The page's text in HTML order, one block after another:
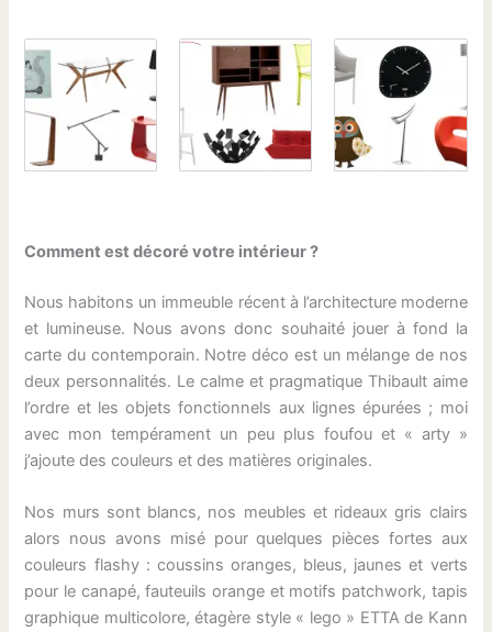
Comment est décoré votre intérieur ?
Nous habitons un immeuble récent à l’architecture moderne
et lumineuse. Nous avons donc souhaité jouer à fond la
carte du contemporain. Notre déco est un mélange de nos
deux personnalités. Le calme et pragmatique Thibault aime
l’ordre et les objets fonctionnels aux lignes épurées ; moi
avec mon tempérament un peu plus foufou et « arty »
j’ajoute des couleurs et des matières originales.
Nos murs sont blancs, nos meubles et rideaux gris clairs
alors nous avons misé pour quelques pièces fortes aux
couleurs flashy : coussins oranges, bleus, jaunes et verts
pour le canapé, fauteuils orange et motifs patchwork, tapis
graphique multicolore, étagère style « lego » ETTA de Kann